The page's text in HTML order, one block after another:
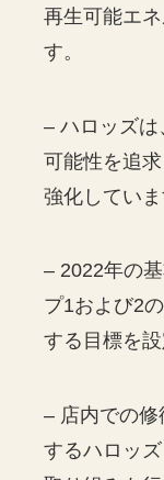
再生可能エ
す。
– ハロッズ
可能性を追
強化していま
– 2022年の
プ1および2
する目標を設
– 店内での
するハロッ